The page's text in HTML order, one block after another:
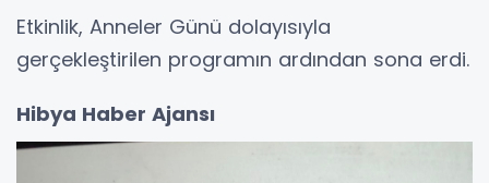
Etkinlik, Anneler Günü dolayısıyla
gerçekleştirilen programın ardından sona erdi.
Hibya Haber Ajansı